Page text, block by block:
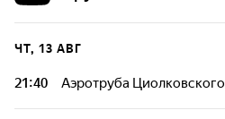
ЧТ, 13 АВГ
21:40 Аэротруба Циолковского